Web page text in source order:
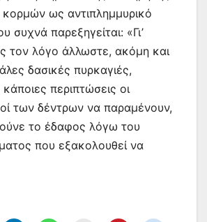
ως αντιπλημμυρικό
συχνά παρεξηγείται: «Γι’
τον λόγο άλλωστε, ακόμη και
δασικές πυρκαγιές,
κάποιες περιπτώσεις οι
των δέντρων να παραμένουν,
το έδαφος λόγω του
που εξακολουθεί να